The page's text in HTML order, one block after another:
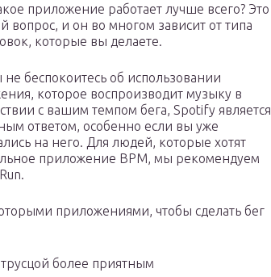
приложение работает лучше всего? Это
вопрос, и он во многом зависит от типа
которые вы делаете.
не беспокоитесь об использовании
которое воспроизводит музыку в
с вашим темпом бега, Spotify является
ответом, особенно если вы уже
на него. Для людей, которые хотят
приложение BPM, мы рекомендуем
приложениями, чтобы сделать бег
более приятным